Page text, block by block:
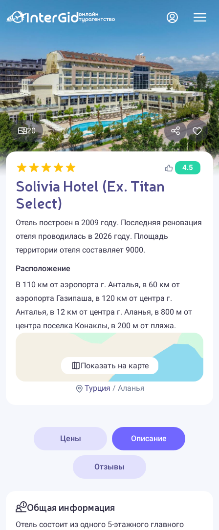
20
4.5
Solivia Hotel (Ex. Titan
Select)
Отель построен в 2009 году. Последняя реновация
отеля проводилась в 2026 году. Площадь
территории отеля составляет 9000.
Расположение
В 110 км от аэропорта г. Анталья, в 60 км от
аэропорта Газипаша, в 120 км от центра г.
Анталья, в 12 км от центра г. Аланья, в 800 м от
центра поселка Конаклы, в 200 м от пляжа.
Показать на карте
Турция / Аланья
Цены Описание
Отзывы
Общая информация
Отель состоит из одного 5-этажного главного